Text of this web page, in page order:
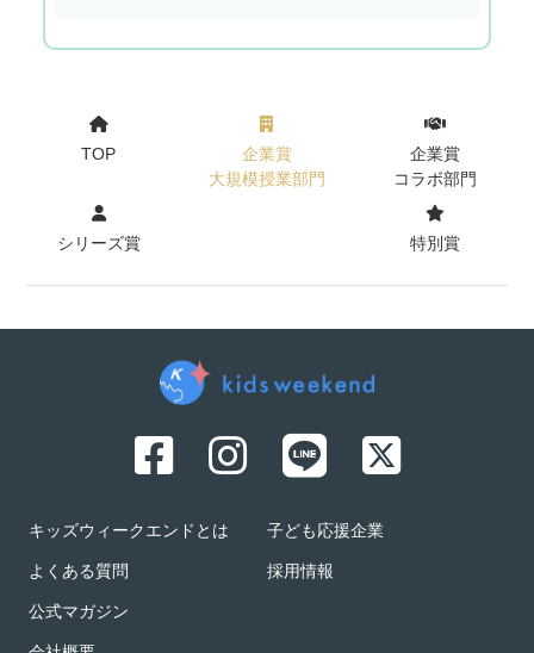
TOP
企業賞
大規模授業部門
企業賞
コラボ部門
シリーズ賞 特別賞
キッズウィークエンドとは
よくある質問
公式マガジン
子ども応援企業
採用情報